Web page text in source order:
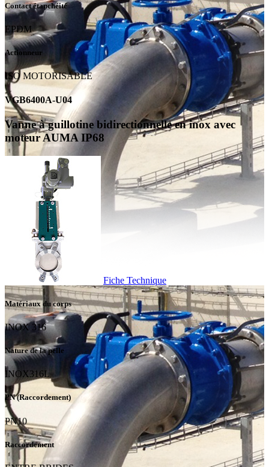
Contact étanchéité
EPDM
Actionneur
ISO MOTORISABLE
VGB6400A-U04
Vanne à guillotine bidirectionnelle en inox avec
moteur AUMA IP68
Fiche Technique
Matériaux du corps
INOX 316
Nature de la pelle
INOX316L
PN (Raccordement)
PN10
Raccordement